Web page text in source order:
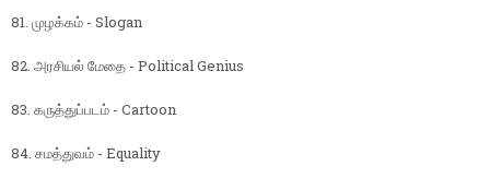
81. முழக்கம் - Slogan
82. அரசியல் மேதை - Political Genius
83. கருத்துப்படம் - Cartoon
84. சமத்துவம் - Equality